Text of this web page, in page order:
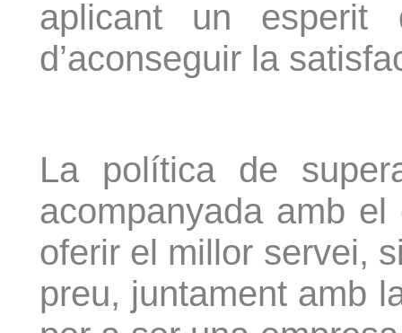
aplicant un esperit
d’aconseguir la
La política de
acompanyada amb
oferir el millor servei,
preu, juntament amb